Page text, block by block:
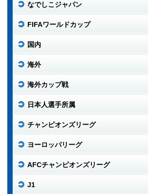
なでしこジャパン
FIFAワールドカップ
国内
海外
海外カップ戦
日本人選手所属
チャンピオンズリーグ
ヨーロッパリーグ
AFCチャンピオンズリーグ
J1